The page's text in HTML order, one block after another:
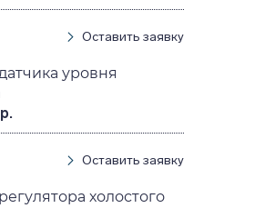
Оставить заявку
уровня
Оставить заявку
холостого